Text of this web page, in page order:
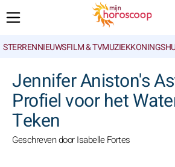
STERRENNIEUWSFILM & TVMUZIEK
Jennifer Aniston's
Profiel voor het
Teken
Geschreven door Isabelle Fortes